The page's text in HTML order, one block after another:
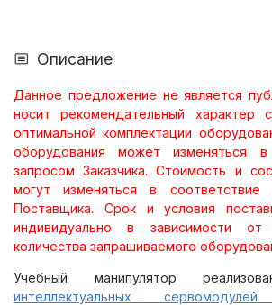
Описание
Данное предложение не является
носит рекомендательный характер
оптимальной комплектации
оборудования может изменяться
запросом Заказчика. Стоимость и
могут изменяться в
Поставщика. Срок и условия
индивидуально в зависимости от
количества запрашиваемого
Учебный манипулятор
интеллектуальных